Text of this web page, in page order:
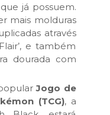
já possuem.
mais molduras
através
e também
dourada com
Jogo de
(TCG), a